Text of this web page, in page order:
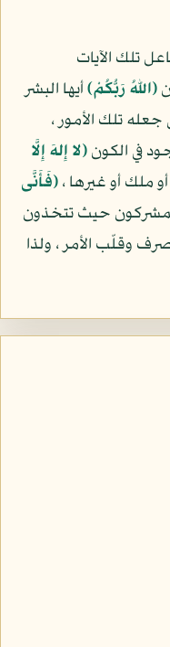
تلك الآيات
(اللهُ رَبُّكُمْ)أيها البشر
جعله تلك الأمور ،
في الكون(لا إِلهَ إِلَّا
ملك أو غيرها ،(فَأَنَّى
حيث تتخذون
وقلّب الأمر ، ولذا